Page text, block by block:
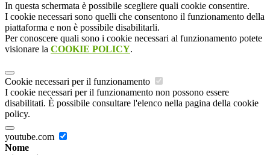
In questa schermata è possibile scegliere quali cookie consentire.
I cookie necessari sono quelli che consentono il funzionamento della
piattaforma e non è possibile disabilitarli.
Per conoscere quali sono i cookie necessari al funzionamento potete
visionare la COOKIE POLICY.
Cookie necessari per il funzionamento
I cookie necessari per il funzionamento non possono essere
disabilitati. È possibile consultare l'elenco nella pagina della cookie
policy.
youtube.com
Nome